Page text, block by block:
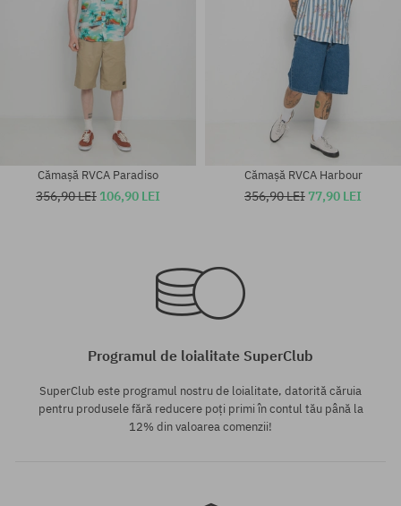
M
Cămașă RVCA Paradiso
356,90 LEI 106,90 LEI
Cămașă RVCA Harbour
356,90 LEI 77,90 LEI
Programul de loialitate SuperClub
SuperClub este programul nostru de loialitate, datorită căruia
pentru produsele fără reducere poți primi în contul tău până la
12% din valoarea comenzii!